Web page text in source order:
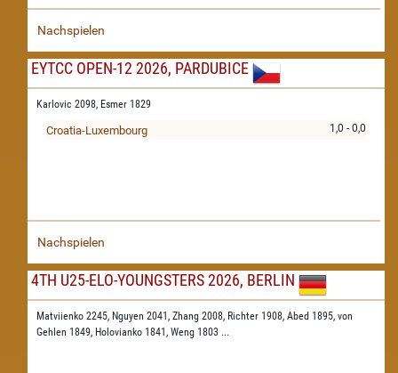
Nachspielen
EYTCC OPEN-12 2026, PARDUBICE
Karlovic 2098, Esmer 1829
1,0 - 0,0
Croatia-Luxembourg
Nachspielen
4TH U25-ELO-YOUNGSTERS 2026, BERLIN
Matviienko 2245, Nguyen 2041, Zhang 2008, Richter 1908, Abed 1895, von
Gehlen 1849, Holovianko 1841, Weng 1803 ...